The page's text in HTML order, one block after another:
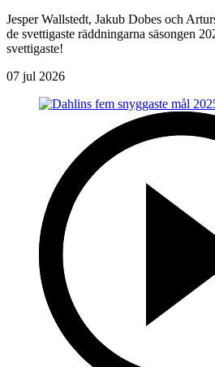
Jesper Wallstedt, Jakub Dobes och
de svettigaste räddningarna säsongen
svettigaste!
07 jul 2026